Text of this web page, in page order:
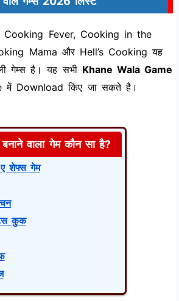
Cooking Fever, Cooking in the
Mama और Hell’s Cooking यह
गेम्स है। यह सभी Khane Wala Game
में Download किए जा सकते है।
वाला गेम कौन सा है?
शेफ्स गेम
कुक